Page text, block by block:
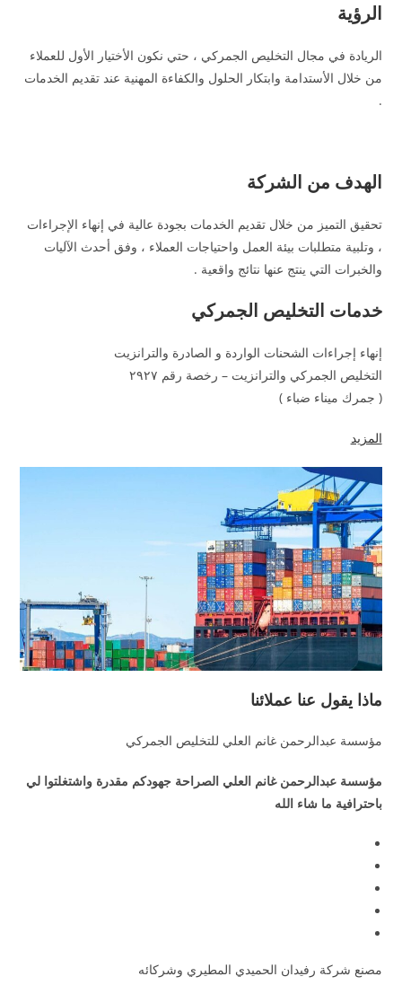
الرؤية
الريادة في مجال التخليص الجمركي ، حتي نكون الأختيار الأول للعملاء
من خلال الأستدامة وابتكار الحلول والكفاءة المهنية عند تقديم الخدمات
.
الهدف من الشركة
تحقيق التميز من خلال تقديم الخدمات بجودة عالية في إنهاء الإجراءات
، وتلبية متطلبات بيئة العمل واحتياجات العملاء ، وفق أحدث الآليات
والخبرات التي ينتج عنها نتائج واقعية .
خدمات التخليص الجمركي
إنهاء إجراءات الشحنات الواردة و الصادرة والترانزيت
التخليص الجمركي والترانزيت – رخصة رقم ٢٩٢٧
( جمرك ميناء ضباء )
المزيد
ماذا يقول عنا عملائنا
مؤسسة عبدالرحمن غانم العلي للتخليص الجمركي
مؤسسة عبدالرحمن غانم العلي الصراحة جهودكم مقدرة واشتغلتوا لي
باحترافية ما شاء الله
مصنع شركة رفيدان الحميدي المطيري وشركائه